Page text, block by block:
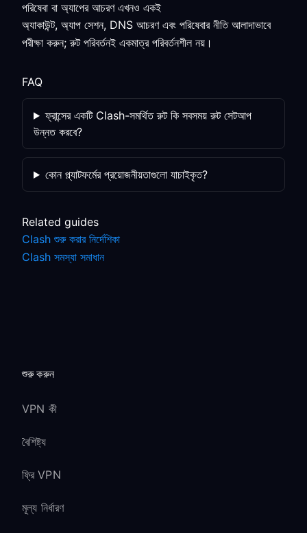
পরিষেবা বা অ্যাপের আচরণ এখনও একই
অ্যাকাউন্ট, অ্যাপ সেশন, DNS আচরণ এবং পরিষেবার নীতি আলাদাভাবে
পরীক্ষা করুন; রুট পরিবর্তনই একমাত্র পরিবর্তনশীল নয়।
FAQ
ফ্রান্সের একটি Clash-সমর্থিত রুট কি সবসময় রুট সেটআপ
উন্নত করবে?
কোন প্ল্যাটফর্মের প্রয়োজনীয়তাগুলো যাচাইকৃত?
Related guides
Clash শুরু করার নির্দেশিকা
Clash সমস্যা সমাধান
শুরু করুন
VPN কী
বৈশিষ্ট্য
ফ্রি VPN
মূল্য নির্ধারণ